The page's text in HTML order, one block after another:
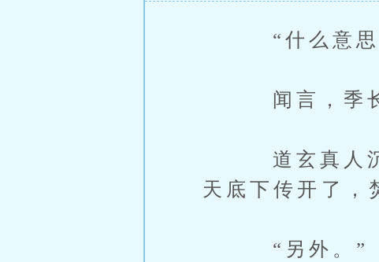
“什么意思
闻言，季长
道玄真人沉吟
天底下传开了
“另外。”